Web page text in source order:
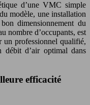
d’une VMC simple
modèle, une installation
dimensionnement du
nombre d’occupants, est
un professionnel qualifié,
débit d’air optimal dans
efficacité